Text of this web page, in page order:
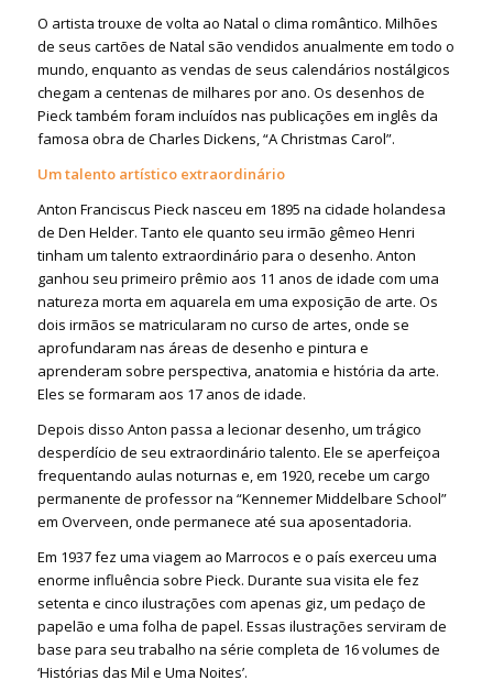
O artista trouxe de volta ao Natal o clima romântico. Milhões
de seus cartões de Natal são vendidos anualmente em todo o
mundo, enquanto as vendas de seus calendários nostálgicos
chegam a centenas de milhares por ano. Os desenhos de
Pieck também foram incluídos nas publicações em inglês da
famosa obra de Charles Dickens, “A Christmas Carol”.
Um talento artístico extraordinário
Anton Franciscus Pieck nasceu em 1895 na cidade holandesa
de Den Helder. Tanto ele quanto seu irmão gêmeo Henri
tinham um talento extraordinário para o desenho. Anton
ganhou seu primeiro prêmio aos 11 anos de idade com uma
natureza morta em aquarela em uma exposição de arte. Os
dois irmãos se matricularam no curso de artes, onde se
aprofundaram nas áreas de desenho e pintura e
aprenderam sobre perspectiva, anatomia e história da arte.
Eles se formaram aos 17 anos de idade.
Depois disso Anton passa a lecionar desenho, um trágico
desperdício de seu extraordinário talento. Ele se aperfeiçoa
frequentando aulas noturnas e, em 1920, recebe um cargo
permanente de professor na “Kennemer Middelbare School”
em Overveen, onde permanece até sua aposentadoria.
Em 1937 fez uma viagem ao Marrocos e o país exerceu uma
enorme influência sobre Pieck. Durante sua visita ele fez
setenta e cinco ilustrações com apenas giz, um pedaço de
papelão e uma folha de papel. Essas ilustrações serviram de
base para seu trabalho na série completa de 16 volumes de
‘Histórias das Mil e Uma Noites’.